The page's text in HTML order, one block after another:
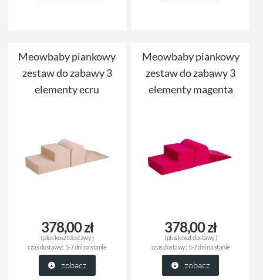
Meowbaby piankowy
zestaw do zabawy 3
elementy ecru
378,00 zł
( plus koszt dostawy)
czas dostawy: 5-7 dni na stanie
zobacz
Meowbaby piankowy
zestaw do zabawy 3
elementy magenta
378,00 zł
( plus koszt dostawy)
czas dostawy: 5-7 dni na stanie
zobacz